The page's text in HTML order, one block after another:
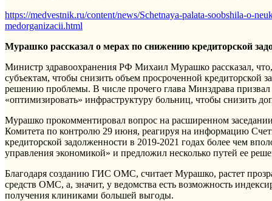
https://medvestnik.ru/content/news/Schetnaya-palata-soobshila-o-
medorganizacii.html
Мурашко рассказал о мерах по снижению кредиторской
Министр здравоохранения РФ Михаил Мурашко рассказал,
субъектам, чтобы снизить объем просроченной кредиторской
решению проблемы. В числе прочего глава Минздрава
«оптимизировать» инфраструктуру больниц, чтобы снизить
Мурашко прокомментировал вопрос на расширенном
Комитета по контролю 29 июня, реагируя на информацию
кредиторской задолженности в 2019-2021 годах более чем
управления экономикой» и предложил несколько путей ее
Благодаря созданию ГИС ОМС, считает Мурашко, растет
средств ОМС, а, значит, у ведомства есть возможность
получения клиниками большей выгоды.